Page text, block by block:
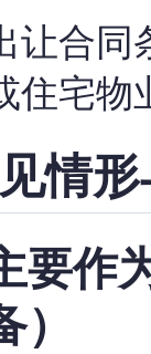
让合
住宅物
情
要作